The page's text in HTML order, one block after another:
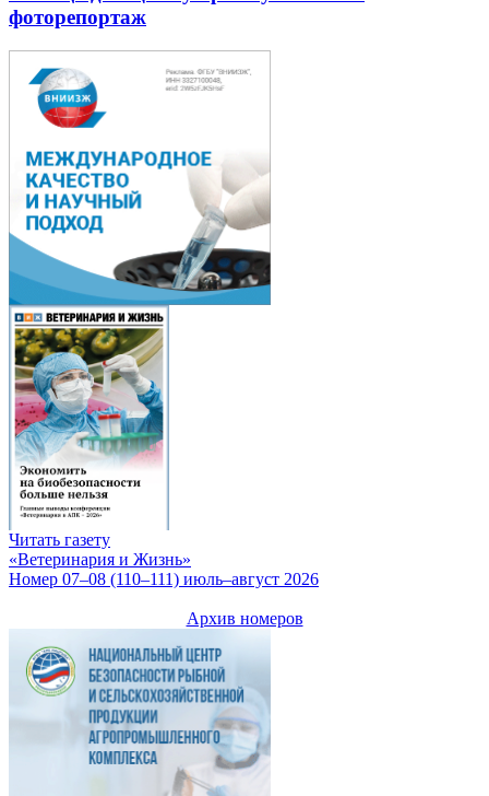
фоторепортаж
Читать газету
«Ветеринария и Жизнь»
Номер 07–08 (110–111) июль–август 2026
Архив номеров